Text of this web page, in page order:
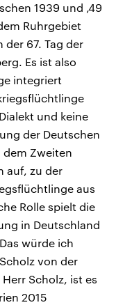
1939 und ‚49
Ruhrgebiet
67. Tag der
Es ist also
integriert
und keine
der Deutschen
Zweiten
auf, zu der
aus
Rolle spielt die
in Deutschland
würde ich
von der
Scholz, ist es
2015